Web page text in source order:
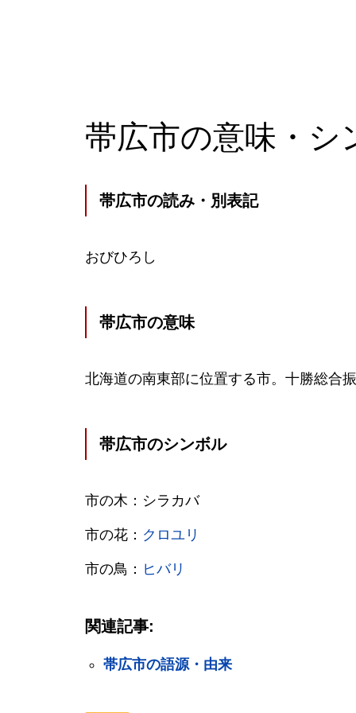
帯広市の意味・シ
帯広市の読み・別表記
おびひろし
帯広市の意味
北海道の南東部に位置する市。十勝総合
帯広市のシンボル
市の木：シラカバ
市の花： クロユリ
市の鳥： ヒバリ
関連記事:
帯広市の語源・由来